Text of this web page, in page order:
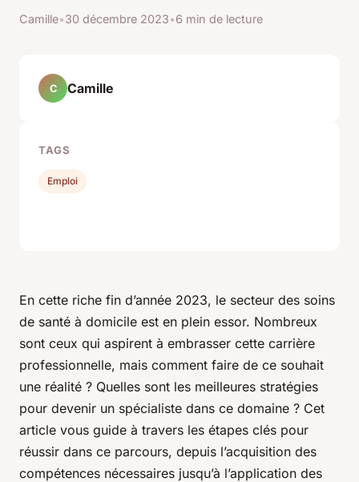
Camille•30 décembre 2023•6 min de lecture
En cette riche fin d’année 2023, le secteur des soins
de santé à domicile est en plein essor. Nombreux
sont ceux qui aspirent à embrasser cette carrière
professionnelle, mais comment faire de ce souhait
une réalité ? Quelles sont les meilleures stratégies
pour devenir un spécialiste dans ce domaine ? Cet
article vous guide à travers les étapes clés pour
réussir dans ce parcours, depuis l’acquisition des
compétences nécessaires jusqu’à l’application des
C Camille
TAGS
Emploi